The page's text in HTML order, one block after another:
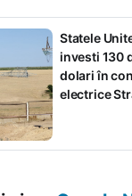
Statele
investi 130
dolari în
electrice